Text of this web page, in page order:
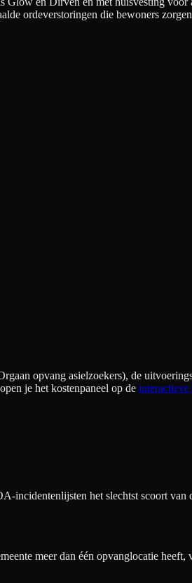
ordeverstoringen die bewoners
opvang asielzoekers), de
je het kostenpaneel op de interactieve
het slechtst scoort
meer dan één opvanglocatie